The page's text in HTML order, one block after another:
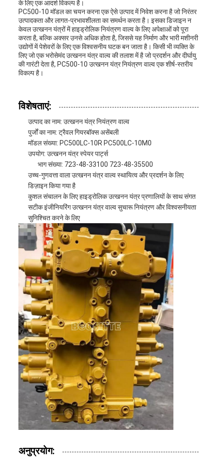
के लिए एक आदर्श विकल्प है।
PC500-10 मॉडल का चयन करना एक ऐसे उत्पाद में निवेश करना है जो निरंतर
उत्पादकता और लागत-प्रभावशीलता का समर्थन करता है। इसका डिजाइन न
केवल उत्खनन यंत्रों में हाइड्रोलिक नियंत्रण वाल्व के लिए अपेक्षाओं को पूरा
करता है, बल्कि अक्सर उनसे अधिक होता है, जिससे यह निर्माण और भारी मशीनरी
उद्योगों में पेशेवरों के लिए एक विश्वसनीय घटक बन जाता है। किसी भी व्यक्ति के
लिए जो एक भरोसेमंद उत्खनन यंत्र वाल्व की तलाश में है जो प्रदर्शन और दीर्घायु
की गारंटी देता है, PC500-10 उत्खनन यंत्र नियंत्रण वाल्व एक शीर्ष-स्तरीय
विकल्प है।
विशेषताएं:
उत्पाद का नाम: उत्खनन यंत्र नियंत्रण वाल्व
पुर्जों का नाम: ट्रैवल गियरबॉक्स असेंबली
मॉडल संख्या: PC500LC-10R PC500LC-10M0
उपयोग: उत्खनन यंत्र स्पेयर पार्ट्स
भाग संख्या: 723-48-33100 723-48-35500
उच्च-गुणवत्ता वाला उत्खनन यंत्र वाल्व स्थायित्व और प्रदर्शन के लिए
डिज़ाइन किया गया है
कुशल संचालन के लिए हाइड्रोलिक उत्खनन यंत्र प्रणालियों के साथ संगत
सटीक इंजीनियरिंग उत्खनन यंत्र वाल्व सुचारू नियंत्रण और विश्वसनीयता
सुनिश्चित करने के लिए
अनुप्रयोग: